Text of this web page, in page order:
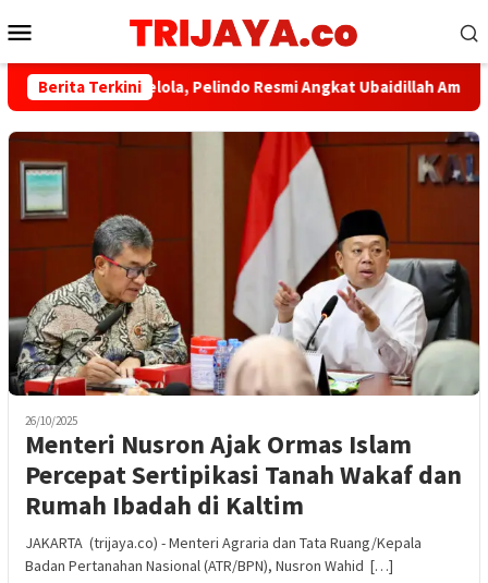
ke
Mobile
Berita Terkini
Tata Kelola, Pelindo Resmi Angkat Ubaidillah Amin Jadi
26/10/2025
Menteri Nusron Ajak Ormas Islam
Percepat Sertipikasi Tanah Wakaf dan
Rumah Ibadah di Kaltim
JAKARTA (trijaya.co) - Menteri Agraria dan Tata Ruang/Kepala
Badan Pertanahan Nasional (ATR/BPN), Nusron Wahid […]